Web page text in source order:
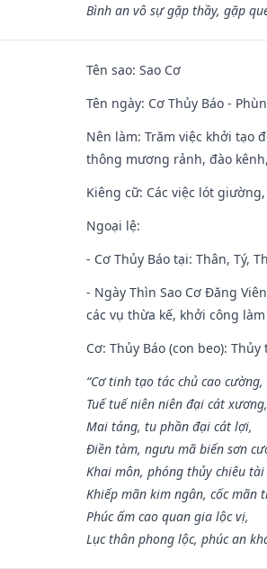
Bình an vô sự gặp thầy, gặp
Tên sao: Sao Cơ
Tên ngày: Cơ Thủy Báo -
Nên làm: Trăm việc khởi tạo
thông mương rảnh, đào
Kiêng cữ: Các việc lót
Ngoại lệ:
- Cơ Thủy Báo tại: Thân, Tý,
- Ngày Thìn Sao Cơ Đăng
các vụ thừa kế, khởi công
Cơ: Thủy Báo (con beo):
“Cơ tinh tạo tác chủ cao cường,
Tuế tuế niên niên đại cát xương,
Mai táng, tu phần đại cát lợi,
Điền tàm, ngưu mã biến sơn
Khai môn, phóng thủy chiêu tài
Khiếp mãn kim ngân, cốc mãn
Phúc ấm cao quan gia lộc vị,
Lục thân phong lộc, phúc an